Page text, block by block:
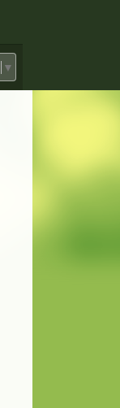
▼